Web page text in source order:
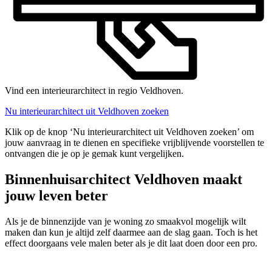
Vind een interieurarchitect in regio Veldhoven.
Nu interieurarchitect uit Veldhoven zoeken
Klik op de knop ‘Nu interieurarchitect uit Veldhoven zoeken’ om
jouw aanvraag in te dienen en specifieke vrijblijvende voorstellen te
ontvangen die je op je gemak kunt vergelijken.
Binnenhuisarchitect Veldhoven maakt
jouw leven beter
Als je de binnenzijde van je woning zo smaakvol mogelijk wilt
maken dan kun je altijd zelf daarmee aan de slag gaan. Toch is het
effect doorgaans vele malen beter als je dit laat doen door een pro.